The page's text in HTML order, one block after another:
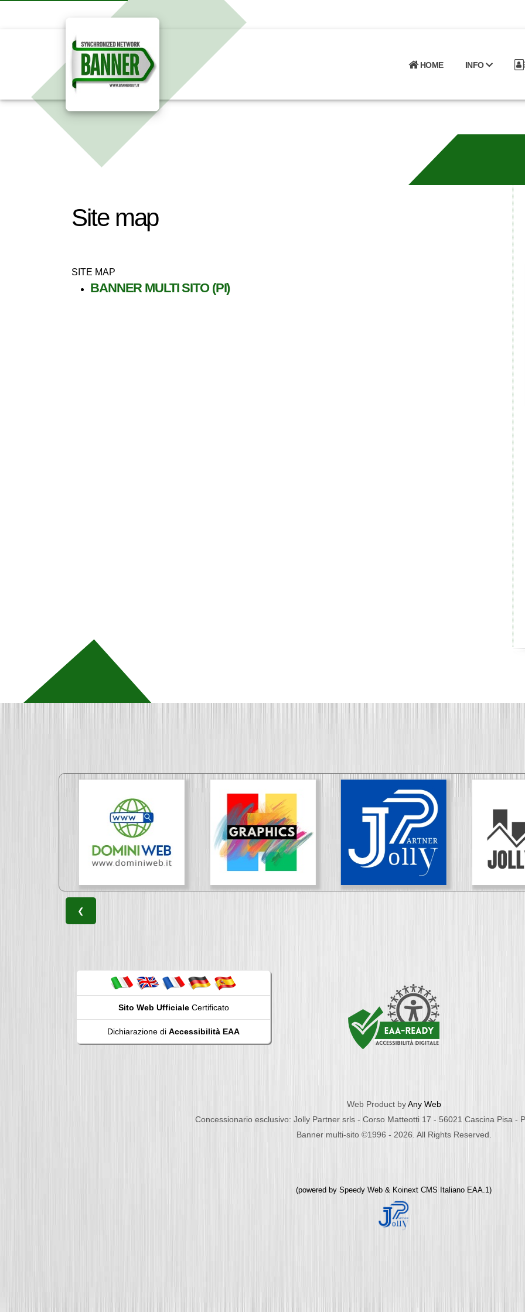
HOME INFO
Site map
SITE MAP
BANNER MULTI SITO (PI)
❮
Sito Web UfficialeCertificato
Dichiarazione di Accessibilità EAA
Web Product byAny Web
Concessionario esclusivo: Jolly Partner srls - Corso Matteotti 17 - 56021 Cascina Pisa -
Banner multi-sito ©1996 - 2026. All Rights Reserved.
(powered by Speedy Web & Koinext CMS Italiano EAA.1)